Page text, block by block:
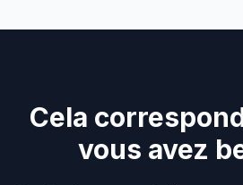
Cela
vous avez